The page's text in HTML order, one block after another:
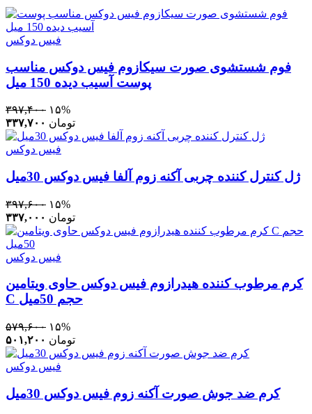
فیس دوکس
فوم شستشوی صورت سیکازوم فیس دوکس مناسب
پوست آسیب دیده 150 میل
۳۹۷,۴۰۰ ۱۵%
۳۳۷,۷۰۰ تومان
فیس دوکس
ژل کنترل کننده چربی آکنه زوم آلفا فیس دوکس 30میل
۳۹۷,۶۰۰ ۱۵%
۳۳۷,۰۰۰ تومان
فیس دوکس
کرم مرطوب کننده هیدرازوم فیس دوکس حاوی ویتامین
C حجم 50میل
۵۷۹,۶۰۰ ۱۵%
۵۰۱,۲۰۰ تومان
فیس دوکس
کرم ضد جوش صورت آکنه زوم فیس دوکس 30میل